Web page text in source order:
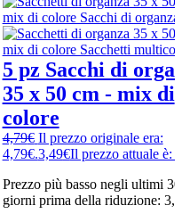
5 pz Sacchi di
35 x 50 cm - mix di
colore
4,79€ Il prezzo originale era:
4,79€.3,49€Il prezzo attuale è:
Prezzo più basso negli ultimi 30
giorni prima della riduzione: